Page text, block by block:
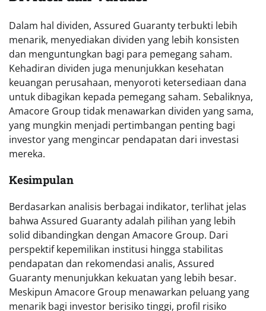
Dalam hal dividen, Assured Guaranty terbukti lebih
menarik, menyediakan dividen yang lebih konsisten
dan menguntungkan bagi para pemegang saham.
Kehadiran dividen juga menunjukkan kesehatan
keuangan perusahaan, menyoroti ketersediaan dana
untuk dibagikan kepada pemegang saham. Sebaliknya,
Amacore Group tidak menawarkan dividen yang sama,
yang mungkin menjadi pertimbangan penting bagi
investor yang mengincar pendapatan dari investasi
mereka.
Kesimpulan
Berdasarkan analisis berbagai indikator, terlihat jelas
bahwa Assured Guaranty adalah pilihan yang lebih
solid dibandingkan dengan Amacore Group. Dari
perspektif kepemilikan institusi hingga stabilitas
pendapatan dan rekomendasi analis, Assured
Guaranty menunjukkan kekuatan yang lebih besar.
Meskipun Amacore Group menawarkan peluang yang
menarik bagi investor berisiko tinggi, profil risiko